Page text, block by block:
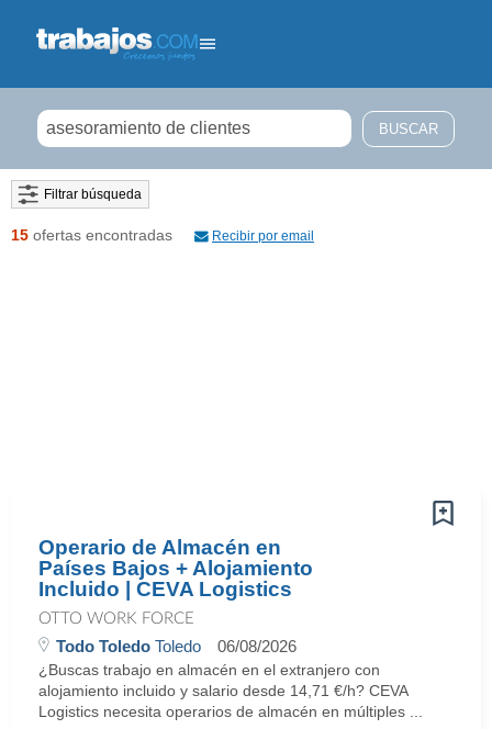
Filtrar búsqueda
15 ofertas encontradas Recibir por email
Operario de Almacén en
Países Bajos + Alojamiento
Incluido | CEVA Logistics
OTTO WORK FORCE
Todo Toledo Toledo 06/08/2026
¿Buscas trabajo en almacén en el extranjero con
alojamiento incluido y salario desde 14,71 €/h? CEVA
Logistics necesita operarios de almacén en múltiples ...